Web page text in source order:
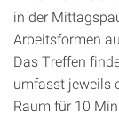
in der
Arbeitsformen
Das Treffen
umfasst jeweils
Raum für 10